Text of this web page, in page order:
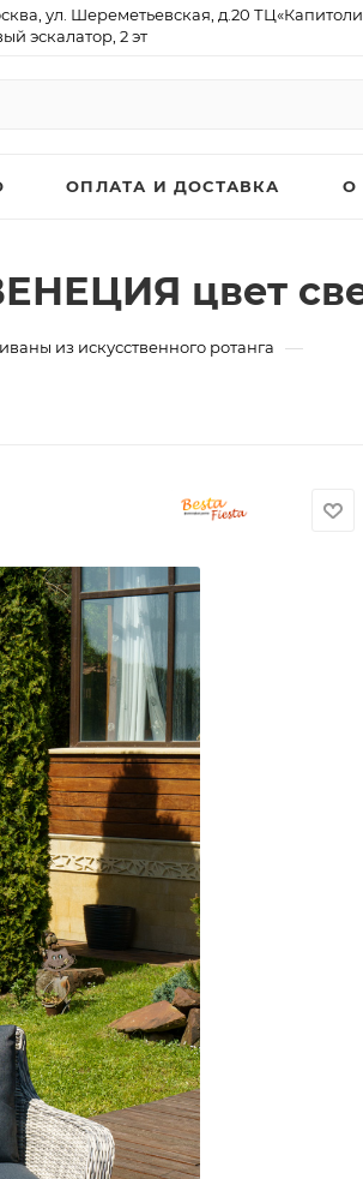
ул. Шереметьевская, д.20
эскалатор, 2 эт
ОПЛАТА И ДОСТАВКА О
цвет
из искусственного ротанга —